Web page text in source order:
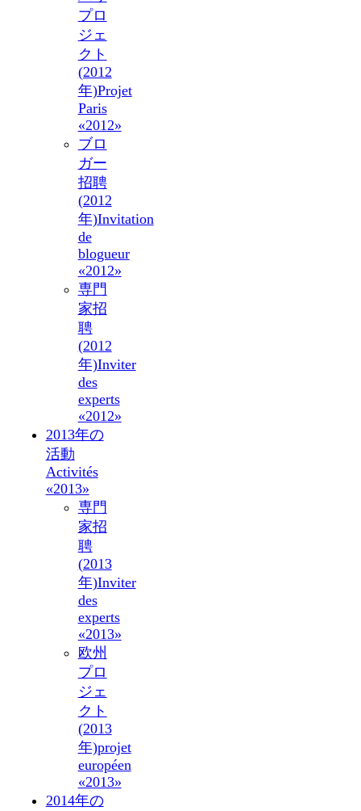
プロ
ジェ
クト
(2012
年)Projet
Paris
«2012»
ブロ
ガー
招聘
(2012
年)Invitation
de
blogueur
«2012»
専門
家招
聘
(2012
年)Inviter
des
experts
«2012»
2013年の
活動
Activités
«2013»
専門
家招
聘
(2013
年)Inviter
des
experts
«2013»
欧州
プロ
ジェ
クト
(2013
年)projet
européen
«2013»
2014年の